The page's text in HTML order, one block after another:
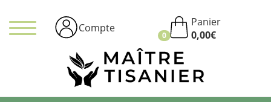
Compte
Panier
0,00€
0